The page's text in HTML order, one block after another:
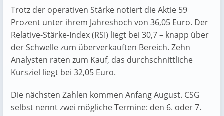
Trotz der operativen Stärke notiert die Aktie 59
Prozent unter ihrem Jahreshoch von 36,05 Euro. Der
Relative-Stärke-Index (RSI) liegt bei 30,7 – knapp über
der Schwelle zum überverkauften Bereich. Zehn
Analysten raten zum Kauf, das durchschnittliche
Kursziel liegt bei 32,05 Euro.
Die nächsten Zahlen kommen Anfang August. CSG
selbst nennt zwei mögliche Termine: den 6. oder 7.